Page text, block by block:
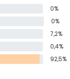
0%
0%
7,2%
0,4%
92,5%